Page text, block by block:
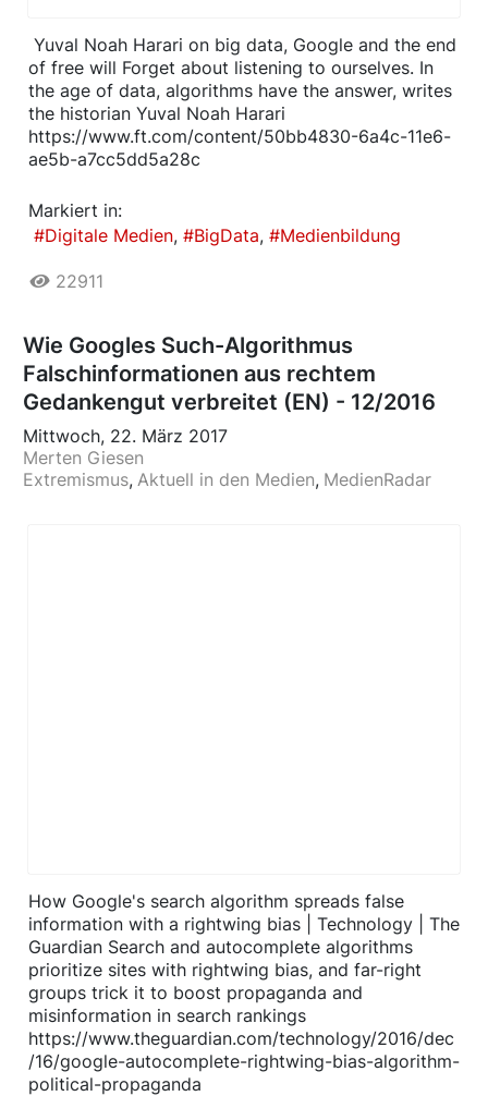
​ Yuval Noah Harari on big data, Google and the end
of free will Forget about listening to ourselves. In
the age of data, algorithms have the answer, writes
the historian Yuval Noah Harari
https://www.ft.com/content/50bb4830-6a4c-11e6-
ae5b-a7cc5dd5a28c
Markiert in:
Digitale Medien
BigData Medienbildung
22911
Wie Googles Such-Algorithmus
Falschinformationen aus rechtem
Gedankengut verbreitet (EN) - 12/2016
Mittwoch, 22. März 2017
Merten Giesen
Extremismus Aktuell in den Medien MedienRadar
How Google's search algorithm spreads false
information with a rightwing bias | Technology | The
Guardian Search and autocomplete algorithms
prioritize sites with rightwing bias, and far-right
groups trick it to boost propaganda and
misinformation in search rankings
https://www.theguardian.com/technology/2016/dec
/16/google-autocomplete-rightwing-bias-algorithm-
political-propaganda